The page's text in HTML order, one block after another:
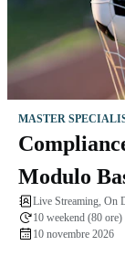
MASTER
Modulo
Live Streaming, On
10 weekend (80 ore)
10 novembre 2026